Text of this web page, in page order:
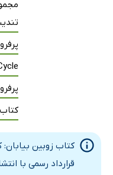
بخش چهار: ندای دوزخ
فصل بیست و شش:
فصل بیست و هفت: فرار
فصل بیست و هشت: قصر
فصل بیست و نه: یک
فصل سی: وحشی
فصل سی و یک: جنگ
فصل سی و دو: تصمیم
کتاب زوبین
قرارداد رسمی با